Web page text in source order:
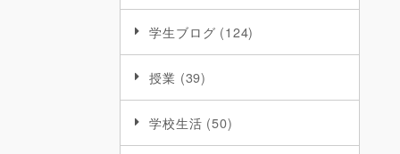
学生ブログ (124)
授業 (39)
学校生活 (50)